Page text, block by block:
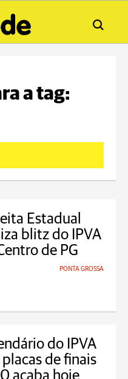
a tag:
Estadual
blitz do IPVA
de PG
PONTA GROSSA
do IPVA
placas de finais
acaba hoje